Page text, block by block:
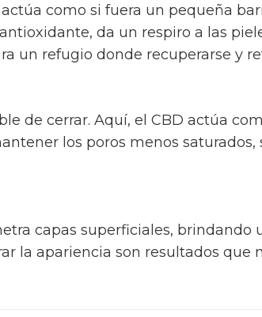
como si fuera un pequeña
da un respiro a las
un refugio donde recuperarse y
de cerrar. Aquí, el CBD actúa
los poros menos
capas superficiales, brindando
la apariencia son resultados que